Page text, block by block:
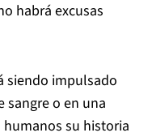
habrá excusas
siendo impulsado
o en una
su historia